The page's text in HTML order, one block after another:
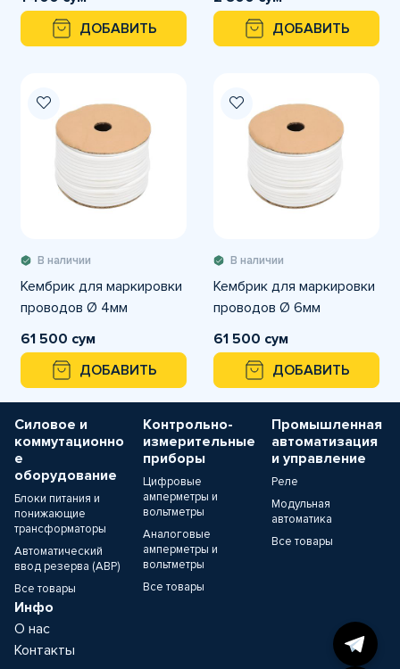
ДОБАВИТЬ
ДОБАВИТЬ
В наличии
Кембрик для маркировки
проводов Ø 4мм
61 500 сум
ДОБАВИТЬ
В наличии
Кембрик для маркировки
проводов Ø 6мм
61 500 сум
ДОБАВИТЬ
Силовое и
коммутационно
е
оборудование
Блоки питания и
понижающие
трансформаторы
Автоматический
ввод резерва (АВР)
Все товары
Контрольно-
измерительные
приборы
Цифровые
амперметры и
вольтметры
Аналоговые
амперметры и
вольтметры
Все товары
Промышленная
автоматизация
и управление
Реле
Модульная
автоматика
Все товары
Инфо
О нас
Контакты